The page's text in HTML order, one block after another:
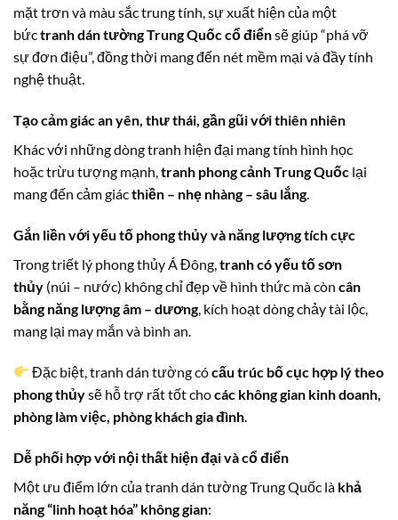
mặt trơn và màu sắc trung tính, sự xuất hiện của một
bứctranh dán tường Trung Quốc cổ điểnsẽ giúp “phá vỡ
sự đơn điệu”, đồng thời mang đến nét mềm mại và đầy tính
nghệ thuật.
Tạo cảm giác an yên, thư thái, gần gũi với thiên nhiên
Khác với những dòng tranh hiện đại mang tính hình học
hoặc trừu tượng mạnh,tranh phong cảnh Trung Quốc lại
mang đến cảm giácthiền – nhẹ nhàng – sâu lắng.
Gắn liền với yếu tố phong thủy và năng lượng tích cực
Trong triết lý phong thủy Á Đông,tranh có yếu tố sơn
thủy (núi – nước) không chỉ đẹp về hình thức mà còn cân
bằng năng lượng âm – dương, kích hoạt dòng chảy tài lộc,
mang lại may mắn và bình an.
Đặc biệt, tranh dán tường cócấu trúc bố cục hợp lý theo
phong thủysẽ hỗ trợ rất tốt chocác không gian kinh doanh,
phòng làm việc, phòng khách gia đình
Dễ phối hợp với nội thất hiện đại và cổ điển
Một ưu điểm lớn của tranh dán tường Trung Quốc là khả
năng “linh hoạt hóa” không gian: